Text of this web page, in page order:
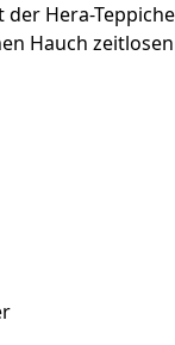
der Hera-Teppiche
Hauch zeitlosen